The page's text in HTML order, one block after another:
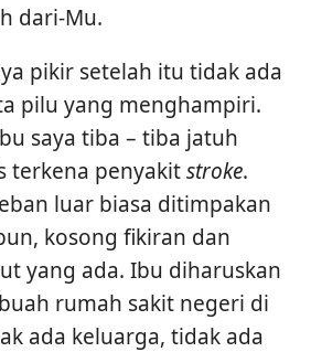
dari-Mu.
setelah itu tidak ada
pilu yang menghampiri.
saya tiba – tiba jatuh
terkena penyakitstroke.
luar biasa ditimpakan
kosong fikiran dan
yang ada. Ibu diharuskan
rumah sakit negeri di
ada keluarga, tidak ada